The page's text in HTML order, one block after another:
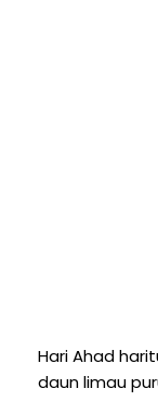
Hari Ahad
daun limau